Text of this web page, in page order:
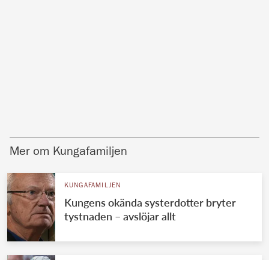
Mer om Kungafamiljen
KUNGAFAMILJEN
Kungens okända systerdotter bryter
tystnaden – avslöjar allt